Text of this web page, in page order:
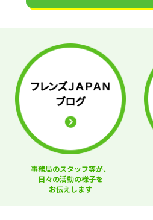
事務局のスタッフ等が、
日々の活動の様子を
お伝えします